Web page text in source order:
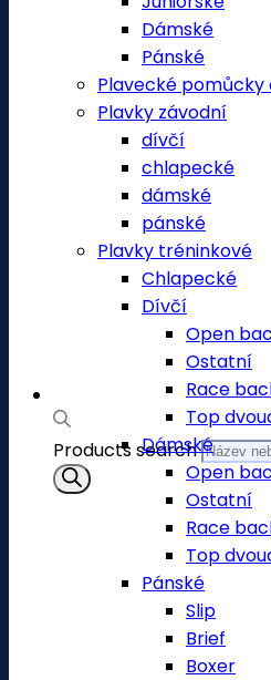
Products search
Dámské
Pánské
Plavecké
Plavky závodní
dívčí
chlapecké
dámské
pánské
Plavky tréninkové
Chlapecké
Dívčí
Open
Ostatní
Race
Top
Dámské
Open
Ostatní
Race
Top
Pánské
Slip
Brief
Boxer